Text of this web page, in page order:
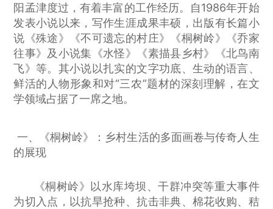
阳孟津度过，有着丰富的工作经历。自1986年开始
发表小说以来，写作生涯成果丰硕，出版有长篇小
说《殊途》《不可遗忘的村庄》《桐树岭》《乔家
往事》及小说集《水怪》《素描县乡村》《北鸟南
飞》等。其小说以扎实的文字功底、生动的语言、
鲜活的人物形象和对“三农”题材的深刻理解，在文
学领域占据了一席之地。
一、《桐树岭》：乡村生活的多面画卷与传奇人生
的展现
《桐树岭》以水库垮坝、干群冲突等重大事件
为切入点，以抗旱抢种、抗击非典、棉花收购、秸